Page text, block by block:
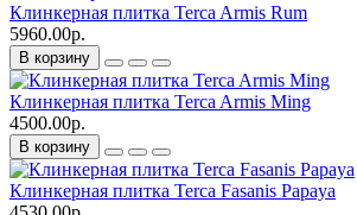
Клинкерная плитка Terca Armis Rum
5960.00р.
В корзину
Клинкерная плитка Terca Armis Ming
4500.00р.
В корзину
Клинкерная плитка Terca Fasanis Papaya